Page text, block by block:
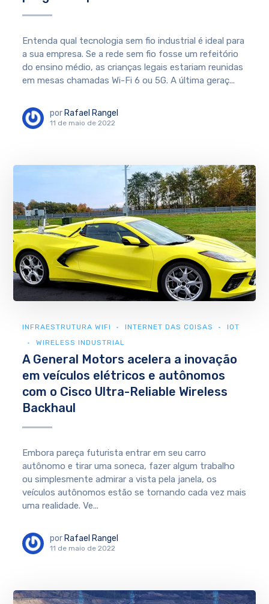
Entenda qual tecnologia sem fio industrial é ideal para
a sua empresa. Se a rede sem fio fosse um refeitório
do ensino médio, as crianças legais estariam reunidas
em mesas chamadas Wi-Fi 6 ou 5G. A última geraç...
por Rafael Rangel
11 de maio de 2022
INFRAESTRUTURA WIFI INTERNET DAS COISAS
IOT
WIRELESS INDUSTRIAL
A General Motors acelera a inovação
em veículos elétricos e autônomos
com o Cisco Ultra-Reliable Wireless
Backhaul
Embora pareça futurista entrar em seu carro
autônomo e tirar uma soneca, fazer algum trabalho
ou simplesmente admirar a vista pela janela, os
veículos autônomos estão se tornando cada vez mais
uma realidade. Ve...
por Rafael Rangel
11 de maio de 2022